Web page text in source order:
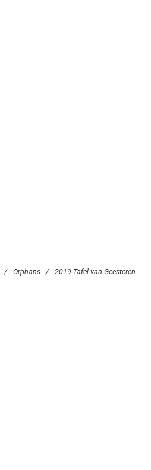
/ Orphans / 2019 Tafel van Geesteren